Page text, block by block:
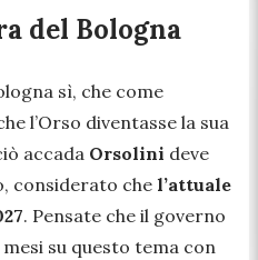
del Bologna
sì, che come
l’Orso diventasse la sua
accada Orsolini deve
considerato che l’attuale
. Pensate che il governo
su questo tema con